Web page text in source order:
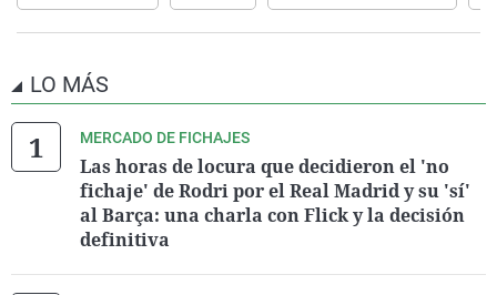
LO MÁS
MERCADO DE FICHAJES
Las horas de locura que decidieron el 'no
fichaje' de Rodri por el Real Madrid y su 'sí'
al Barça: una charla con Flick y la decisión
definitiva